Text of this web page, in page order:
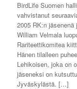
BirdLife Suomen
vahvistanut
2005 RK:n
William Velmala
Rariteettikomitea
Hänen tilalleen
Lehikoisen, joka on
jäseneksi on
Jyväskylästä. […]